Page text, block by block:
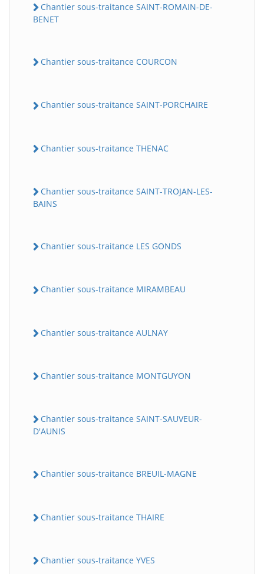
Chantier sous-traitance SAINT-ROMAIN-DE-
BENET
Chantier sous-traitance COURCON
Chantier sous-traitance SAINT-PORCHAIRE
Chantier sous-traitance THENAC
Chantier sous-traitance SAINT-TROJAN-LES-
BAINS
Chantier sous-traitance LES GONDS
Chantier sous-traitance MIRAMBEAU
Chantier sous-traitance AULNAY
Chantier sous-traitance MONTGUYON
Chantier sous-traitance SAINT-SAUVEUR-
D'AUNIS
Chantier sous-traitance BREUIL-MAGNE
Chantier sous-traitance THAIRE
Chantier sous-traitance YVES